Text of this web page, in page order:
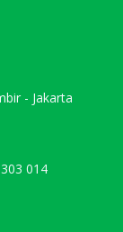
- Jakarta
014